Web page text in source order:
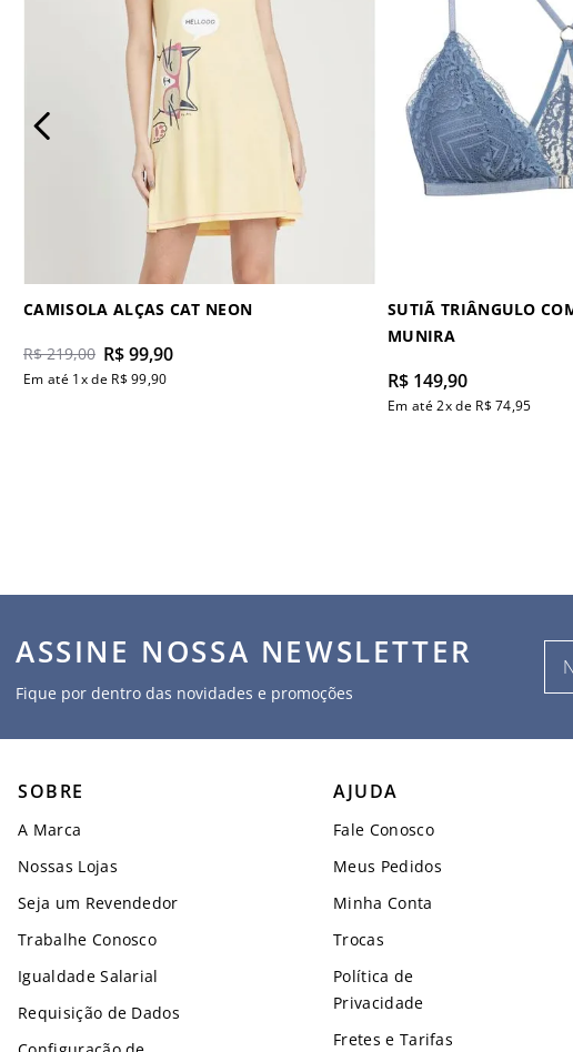
CAMISOLA ALÇAS CAT NEON
R$ 219,00 R$99,90
Em até 1x de R$ 99,90
SUTIÃ TRIÂNGULO
MUNIRA
R$ 149,90
Em até2x de R$ 74,95
ASSINE NOSSA NEWSLETTER
Fique por dentro das novidades e promoções
SOBRE
A Marca
Nossas Lojas
Seja um Revendedor
Trabalhe Conosco
Igualdade Salarial
Requisição de Dados
AJUDA
Fale Conosco
Meus Pedidos
Minha Conta
Trocas
Política de
Privacidade
Fretes e Tarifas